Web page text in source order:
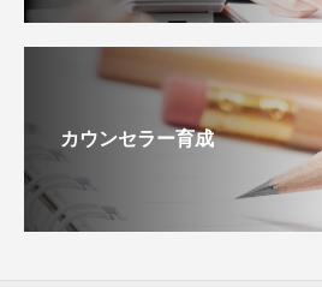
カウンセラー育成